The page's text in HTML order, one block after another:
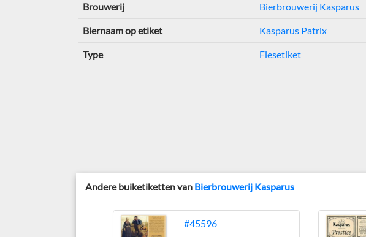
Brouwerij Bierbrouwerij Kasparus
Biernaam op etiket Kasparus Patrix
Type Flesetiket
Andere buiketiketten van Bierbrouwerij Kasparus
#45596